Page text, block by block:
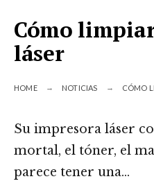
Cómo
láser
HOME NOTICIAS CÓMO
Su impresora láser
mortal, el tóner, el
parece tener una…